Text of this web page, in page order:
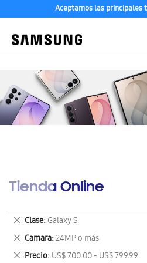
Aceptamos las principales
Tienda Online
Clase Galaxy S
Eliminar
este
artículo
Camara 24MP o más
Eliminar
este
Precio US$ 700.00 - US$ 799.99
Eliminar